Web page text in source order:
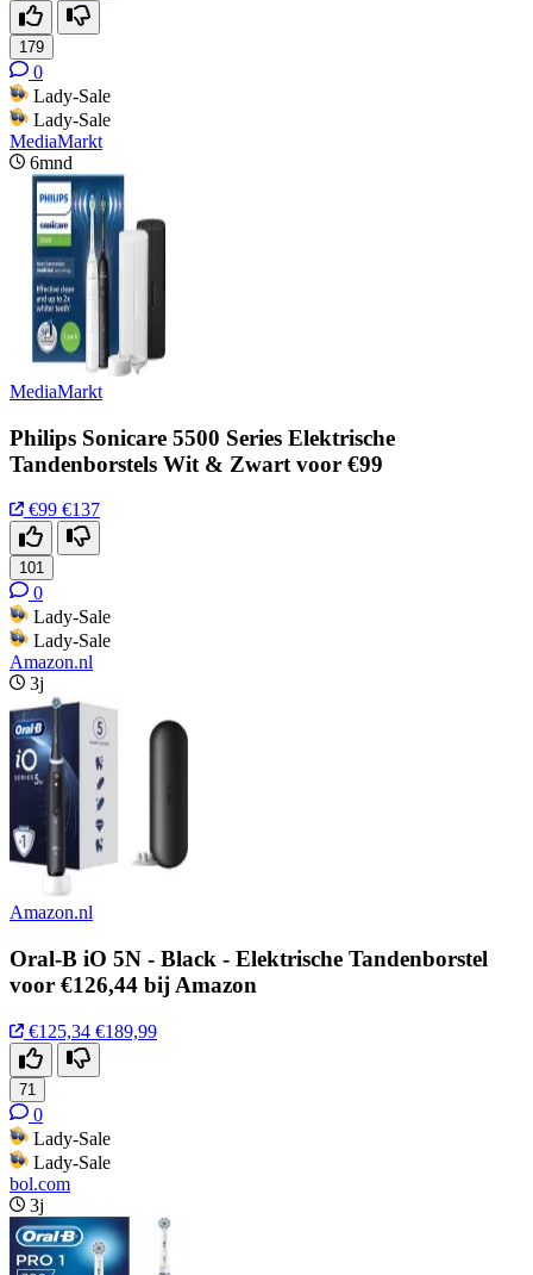
179
0
Lady-Sale
Lady-Sale
MediaMarkt
6mnd
MediaMarkt
Philips Sonicare 5500 Series Elektrische
Tandenborstels Wit & Zwart voor €99
€99 €137
101
0
Lady-Sale
Lady-Sale
Amazon.nl
3j
Amazon.nl
Oral-B iO 5N - Black - Elektrische Tandenborstel
voor €126,44 bij Amazon
€125,34 €189,99
71
0
Lady-Sale
Lady-Sale
bol.com
3j